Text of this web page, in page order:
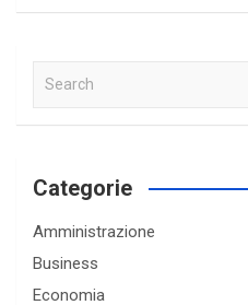
a
c
Categorie
Amministrazione
Business
Economia